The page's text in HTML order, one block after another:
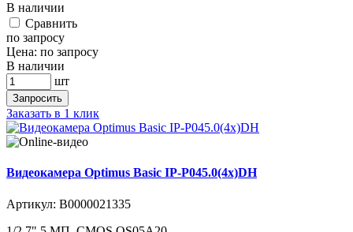
В наличии
Cравнить
по запросу
Цена: по запросу
В наличии
шт
Запросить
Заказать в 1 клик
Видеокамера Optimus Basic IP-P045.0(4x)DH
Артикул: В0000021335